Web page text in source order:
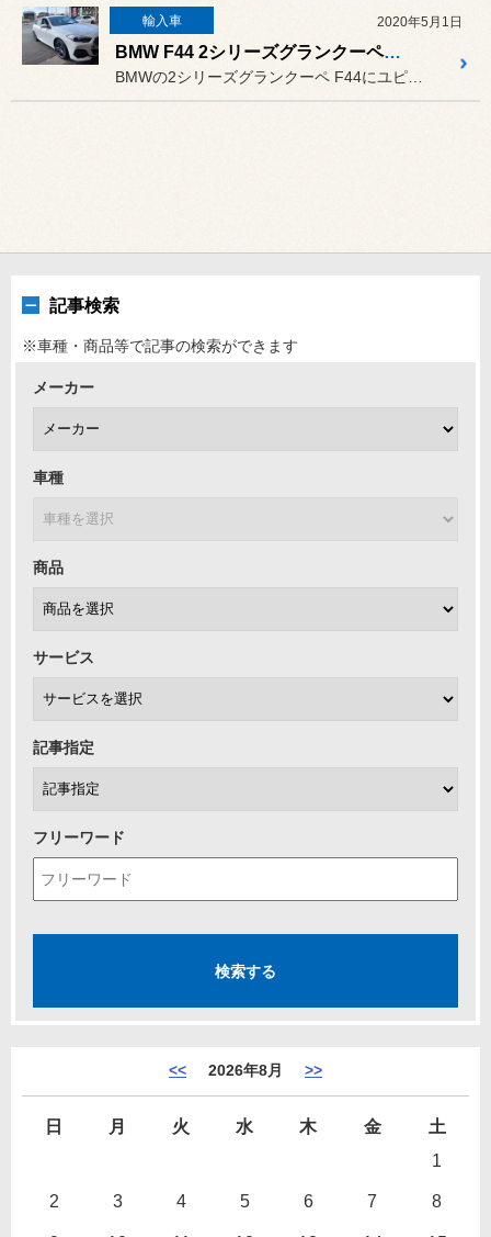
輸入車 2020年5月1日
BMW F44 2シリーズグランクーペ ドライブレコーダー 取付
記事検索
※車種・商品等で記事の検索ができます
メーカー
車種
商品
サービス
記事指定
フリーワード
<< 2026年8月 >>
日 月 火 水 木 金
土
1
2 3 4 5 6 7 8